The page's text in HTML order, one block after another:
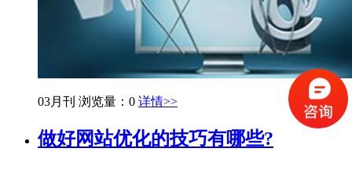
03月刊 浏览量：0 详情>>
做好网站优化的技巧有哪些?